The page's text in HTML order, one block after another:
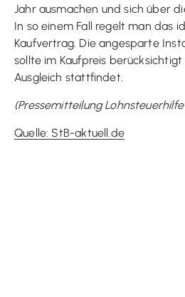
Jahr ausmachen und sich über
In so einem Fall regelt man das
Kaufvertrag. Die angesparte
sollte im Kaufpreis
Ausgleich stattfindet.
(Pressemitteilung
Quelle: StB-aktuell.de